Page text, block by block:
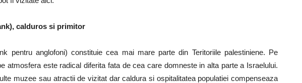
calduros si primitor
pentru anglofoni) constituie cea mai mare parte din Teritoriile palestiniene. Pe
atmosfera este radical diferita fata de cea care domneste in alta parte a Israelului.
muzee sau atractii de vizitat dar caldura si ospitalitatea populatiei compenseaza